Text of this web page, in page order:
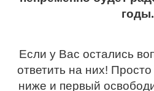
годы.
Если у Вас остались
ответить на них!
ниже и первый